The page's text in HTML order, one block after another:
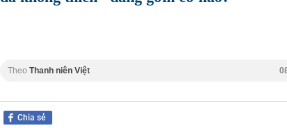
Theo Thanh niên Việt
Chia sẻ